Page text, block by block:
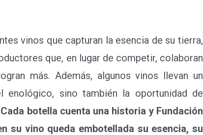
vinos que capturan la esencia de su tierra,
que, en lugar de competir, colaboran
más. Además, algunos vinos llevan un
enológico, sino también la oportunidad de
Cada botella cuenta una historia y Fundación
su vino queda embotellada su esencia, su